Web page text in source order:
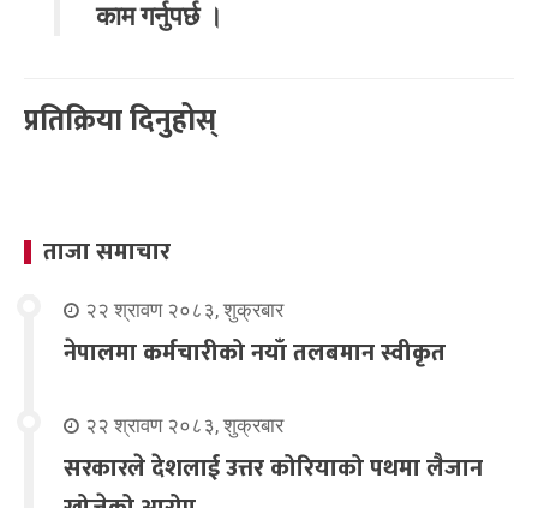
काम गर्नुपर्छ ।
प्रतिक्रिया दिनुहोस्
ताजा समाचार
२२ श्रावण २०८३, शुक्रबार
नेपालमा कर्मचारीको नयाँ तलबमान स्वीकृत
२२ श्रावण २०८३, शुक्रबार
सरकारले देशलाई उत्तर कोरियाको पथमा लैजान